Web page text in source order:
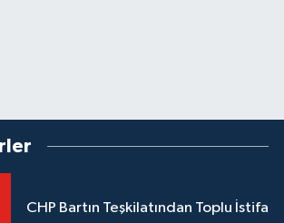
CHP Bartın Teşkilatından Toplu İstifa